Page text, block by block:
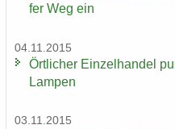
fer Weg ein
04.11.2015
Ört­li­cher Ein­zel­han­del
Lampen
03.11.2015